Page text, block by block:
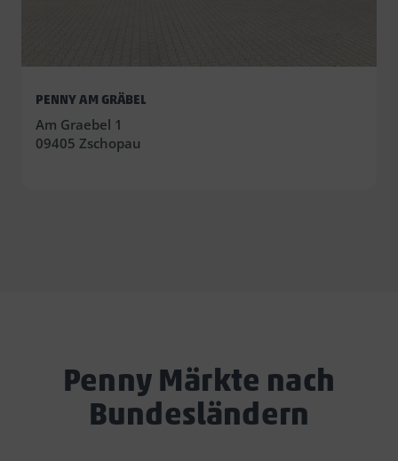
PENNY AM GRÄBEL
Am Graebel 1
09405 Zschopau
Penny Märkte nach
Bundesländern